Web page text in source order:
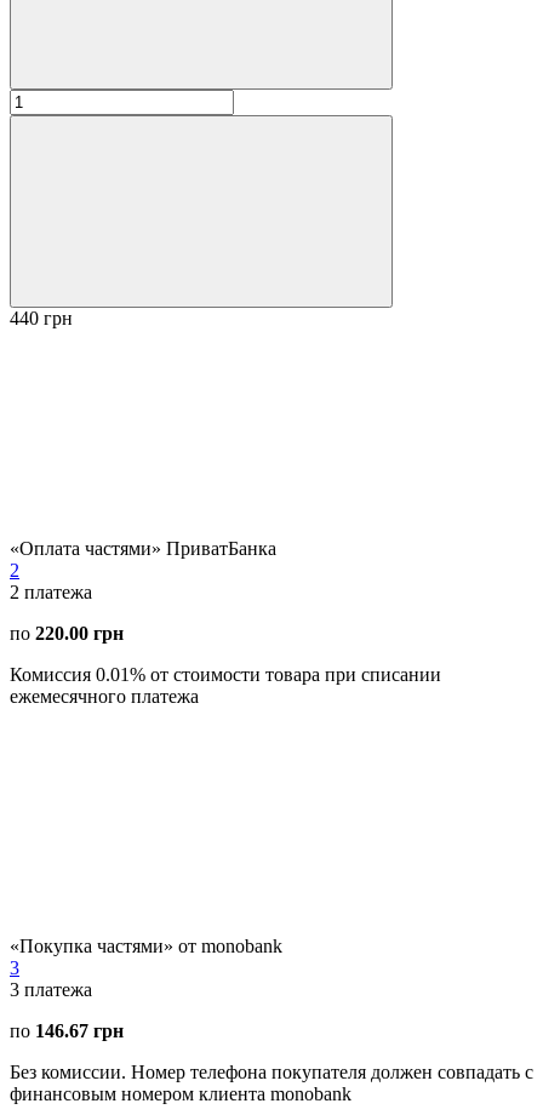
440 грн
«Оплата частями» ПриватБанка
2
2 платежа
по 220.00 грн
Комиссия 0.01% от стоимости товара при списании
ежемесячного платежа
«Покупка частями» от monobank
3
3 платежа
по 146.67 грн
Без комиссии. Номер телефона покупателя должен совпадать с
финансовым номером клиента monobank